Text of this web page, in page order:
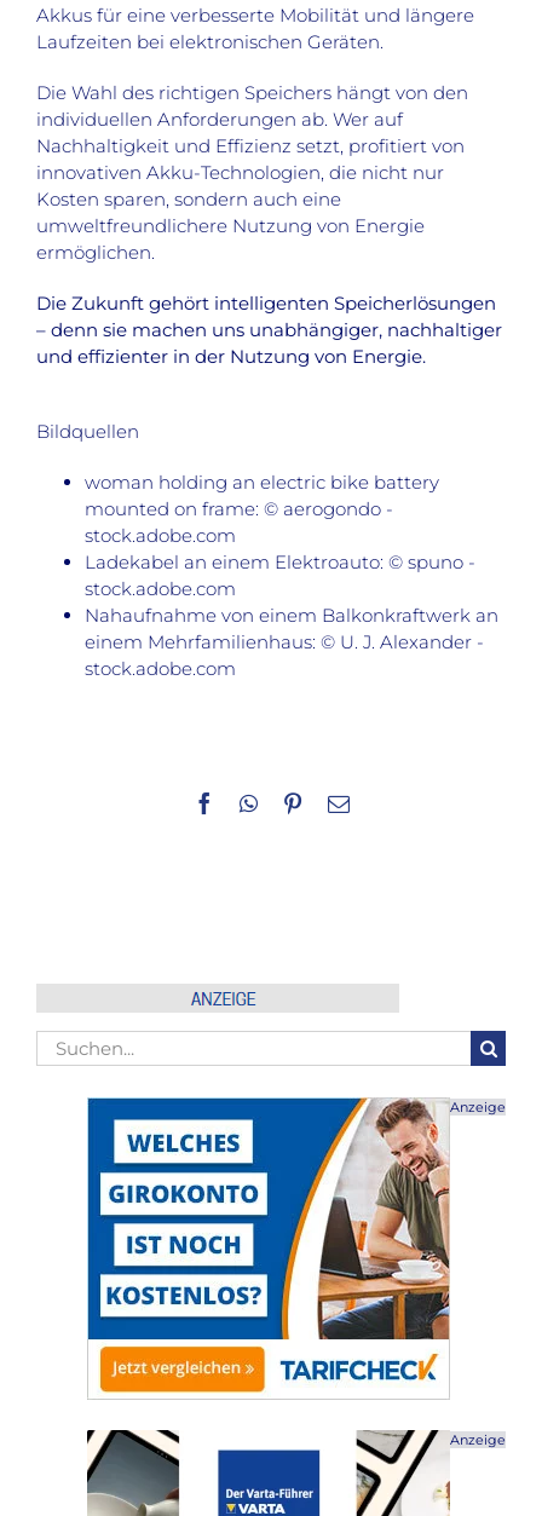
Akkus für eine verbesserte Mobilität und längere
Laufzeiten bei elektronischen Geräten.
Die Wahl des richtigen Speichers hängt von den
individuellen Anforderungen ab. Wer auf
Nachhaltigkeit und Effizienz setzt, profitiert von
innovativen Akku-Technologien, die nicht nur
Kosten sparen, sondern auch eine
umweltfreundlichere Nutzung von Energie
ermöglichen.
Die Zukunft gehört intelligenten Speicherlösungen
– denn sie machen uns unabhängiger, nachhaltiger
und effizienter in der Nutzung von Energie.
Bildquellen
woman holding an electric bike battery
mounted on frame: © aerogondo -
stock.adobe.com
Ladekabel an einem Elektroauto: © spuno -
stock.adobe.com
Nahaufnahme von einem Balkonkraftwerk an
einem Mehrfamilienhaus: © U. J. Alexander -
stock.adobe.com
Facebook
WhatsApp
Pinterest
E-
Suche
nach:
Anzeige
Anzeige